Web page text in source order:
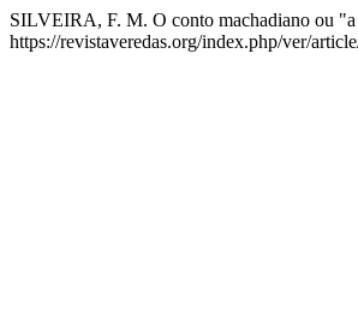
SILVEIRA, F. M. O conto machadiano ou "a
https://revistaveredas.org/index.php/ver/